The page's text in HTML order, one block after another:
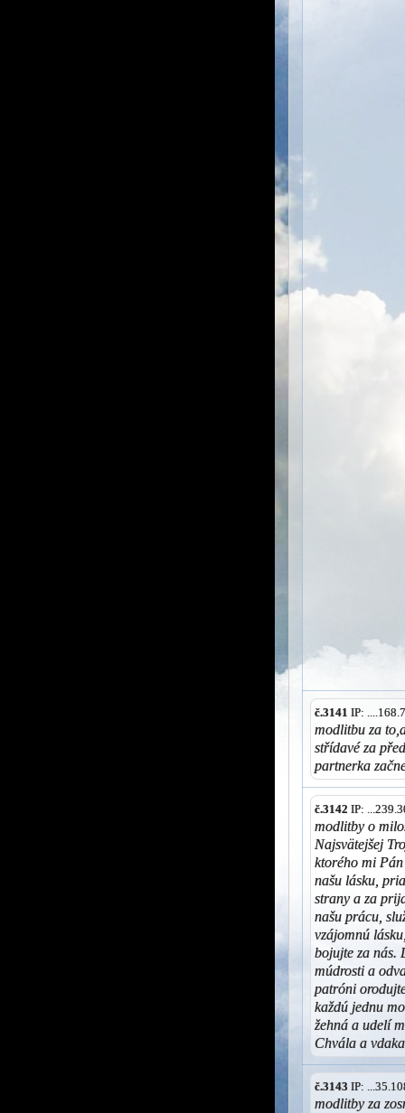
č.3141 IP:
modlitbu za
střídavé za
partnerka
č.3142 IP:
modlitby o
Najsvätejšej
ktorého mi
našu lásku,
strany a za
našu prácu,
vzájomnú
bojujte za nás.
múdrosti a
patróni
každú jednu
žehná a udelí
Chvála a
č.3143 IP:
modlitby za